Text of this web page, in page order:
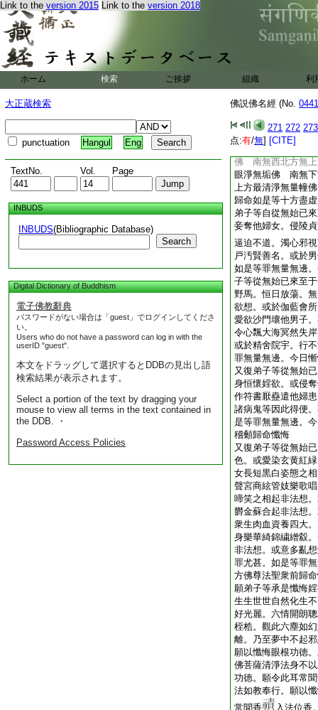
Link to the version 2015 Link to the version 2018
ホーム 検索 ご挨拶 組織 利
大正蔵検索
punctuation Hangul Eng
TextNo. Vol. Page
INBUDS
INBUDS(Bibliographic Database)
Search
Digital Dictionary of Buddhism
電子佛教辭典
パスワードがない場合は「guest」でログインしてくださ
い。
Users who do not have a password can log in with the
userID "guest".
本文をドラッグして選択するとDDBの見出し語
検索結果が表示されます。
Select a portion of the text by dragging your
mouse to view all terms in the text contained in
the DDB. ・
Password Access Policies
佛説佛名經 (No.
271 272 273
点:有/無] [CITE]
一劫之中。所積身
飮母乳如四海水。
兄弟六親眷屬。命
氷。是故説言。有
墮於地獄餓鬼受苦
鴦等身。若生人中
婬欲既有如此惡業
顙歸依佛
南無東方光輪佛
無西方習智佛 南
東南方樂蓮花首佛
佛 南無西北方無
眼淨無垢佛 南無
上方最清淨無量幢佛
歸命如是等十方盡
弟子等自從無始已
妾奪他婦女。侵陵
逼迫不道。濁心邪
戸汚賢善名。或於
如是等罪無量無邊
子等從無始已來至
野馬。恒日放蕩。
欲想。或於伽藍會
愛欲沙門壞他男子
令心飄大海冥然失
或於精舍院宇。行
罪無量無邊。今日
又復弟子等從無始
身恒懷婬欲。或侵
作符書厭蠱遣他婦
諸病鬼等因此得便
是等罪無量無邊。
稽顙歸命懺悔
又復弟子等從無始
色。或愛染玄黄紅
女長短黒白姿態之
聲宮商絃管妓樂歌
啼笑之相起非法想
欝金蘇合起非法想
衆生肉血資養四大
身樂華綺錦繍繒縠
非法想。或意多亂
罪尤甚。如是等罪
方佛尊法聖衆前歸
願弟子等承是懺悔
生生世世自然化生
好光麗。六情開朗
桎梏。觀此六塵如
離。乃至夢中不起
願以懺悔眼根功徳
佛菩薩清淨法身不
功徳。願令此耳常
法如教奉行。願以
常聞香
入法位香